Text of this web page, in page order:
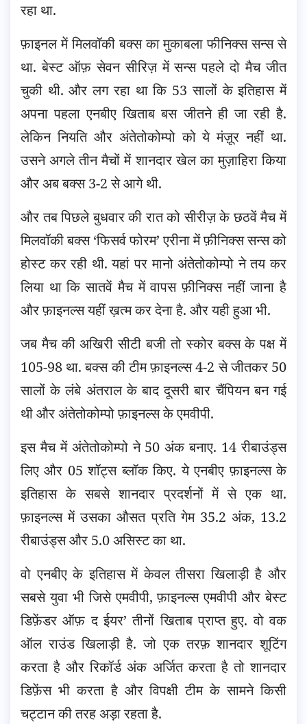
रहा था.
फ़ाइनल में मिलवॉकी बक्स का मुकाबला फीनिक्स सन्स से
था. बेस्ट ऑफ़ सेवन सीरिज़ में सन्स पहले दो मैच जीत
चुकी थी. और लग रहा था कि 53 सालों के इतिहास में
अपना पहला एनबीए खिताब बस जीतने ही जा रही है.
लेकिन नियति और अंतेतोकोम्पो को ये मंज़ूर नहीं था.
उसने अगले तीन मैचों में शानदार खेल का मुज़ाहिरा किया
और अब बक्स 3-2 से आगे थी.
और तब पिछले बुधवार की रात को सीरीज़ के छठवें मैच में
मिलवॉकी बक्स ‘फिसर्व फोरम’ एरीना में फ़ीनिक्स सन्स को
होस्ट कर रही थी. यहां पर मानो अंतेतोकोम्पो ने तय कर
लिया था कि सातवें मैच में वापस फ़ीनिक्स नहीं जाना है
और फ़ाइनल्स यहीं ख़त्म कर देना है. और यही हुआ भी.
जब मैच की अखिरी सीटी बजी तो स्कोर बक्स के पक्ष में
105-98 था. बक्स की टीम फ़ाइनल्स 4-2 से जीतकर 50
सालों के लंबे अंतराल के बाद दूसरी बार चैंपियन बन गई
थी और अंतेतोकोम्पो फ़ाइनल्स के एमवीपी.
इस मैच में अंतेतोकोम्पो ने 50 अंक बनाए. 14 रीबाउंड्स
लिए और 05 शॉट्स ब्लॉक किए. ये एनबीए फ़ाइनल्स के
इतिहास के सबसे शानदार प्रदर्शनों में से एक था.
फ़ाइनल्स में उसका औसत प्रति गेम 35.2 अंक, 13.2
रीबाउंड्स और 5.0 असिस्ट का था.
वो एनबीए के इतिहास में केवल तीसरा खिलाड़ी है और
सबसे युवा भी जिसे एमवीपी, फ़ाइनल्स एमवीपी और बेस्ट
डिफ़ेंडर ऑफ़ द ईयर’ तीनों खिताब प्राप्त हुए. वो वक
ऑल राउंड खिलाड़ी है. जो एक तरफ़ शानदार शूटिंग
करता है और रिकॉर्ड अंक अर्जित करता है तो शानदार
डिफ़ेंस भी करता है और विपक्षी टीम के सामने किसी
चट्टान की तरह अड़ा रहता है.